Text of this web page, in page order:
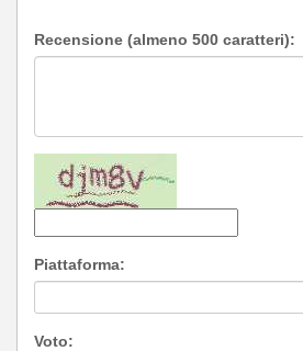
Recensione (almeno 500 caratteri):
Piattaforma:
Voto: